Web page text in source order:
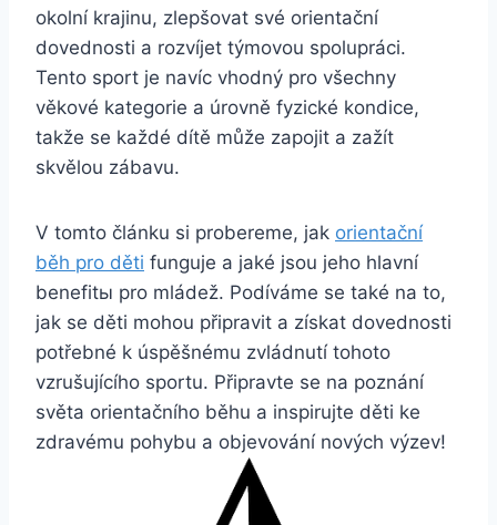
okolní krajinu, zlepšovat své orientační
dovednosti a rozvíjet týmovou spolupráci.
Tento sport je navíc vhodný pro všechny
věkové kategorie a úrovně fyzické kondice,
takže se každé dítě může zapojit a zažít
skvělou zábavu.
V tomto článku si probereme, jak orientační
běh pro děti funguje a jaké jsou jeho hlavní
benefitы pro mládež. Podíváme se také na to,
jak se děti mohou připravit a získat dovednosti
potřebné k úspěšnému zvládnutí tohoto
vzrušujícího sportu. Připravte se na poznání
světa orientačního běhu a inspirujte děti ke
zdravému pohybu a objevování nových výzev!